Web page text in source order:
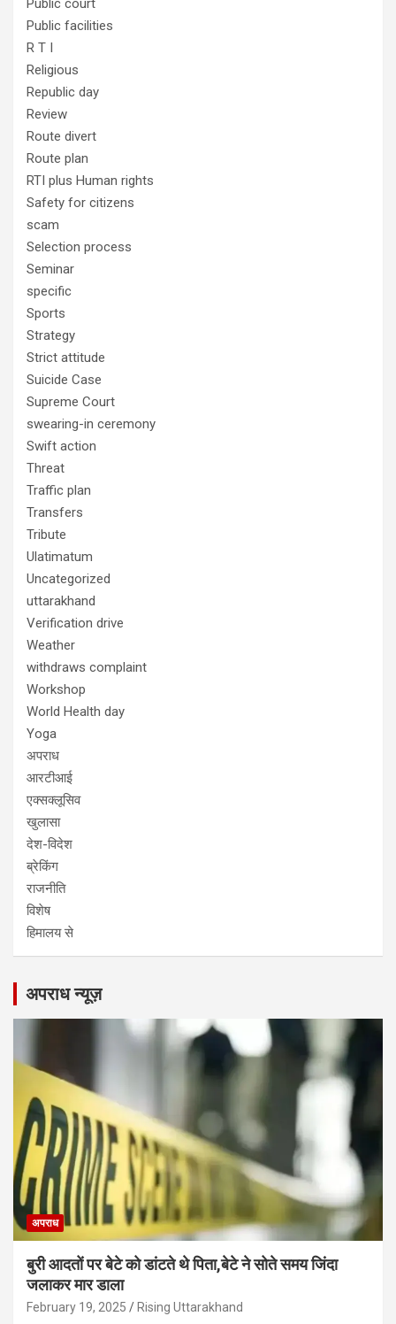
Public court
Public facilities
R T I
Religious
Republic day
Review
Route divert
Route plan
RTI plus Human rights
Safety for citizens
scam
Selection process
Seminar
specific
Sports
Strategy
Strict attitude
Suicide Case
Supreme Court
swearing-in ceremony
Swift action
Threat
Traffic plan
Transfers
Tribute
Ulatimatum
Uncategorized
uttarakhand
Verification drive
Weather
withdraws complaint
Workshop
World Health day
Yoga
अपराध
आरटीआई
एक्सक्लूसिव
खुलासा
देश-विदेश
ब्रेकिंग
राजनीति
विशेष
हिमालय से
अपराध न्यूज़
अपराध
बुरी आदतों पर बेटे को डांटते थे पिता,बेटे ने सोते समय जिंदा
जलाकर मार डाला
February 19, 2025 Rising Uttarakhand